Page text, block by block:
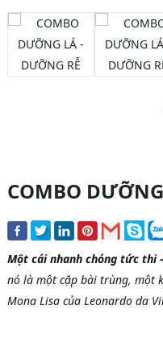
COMBO
Một cái nhanh chóng tức thì
nó là một cặp bài trùng, một
Mona Lisa của Leonardo da